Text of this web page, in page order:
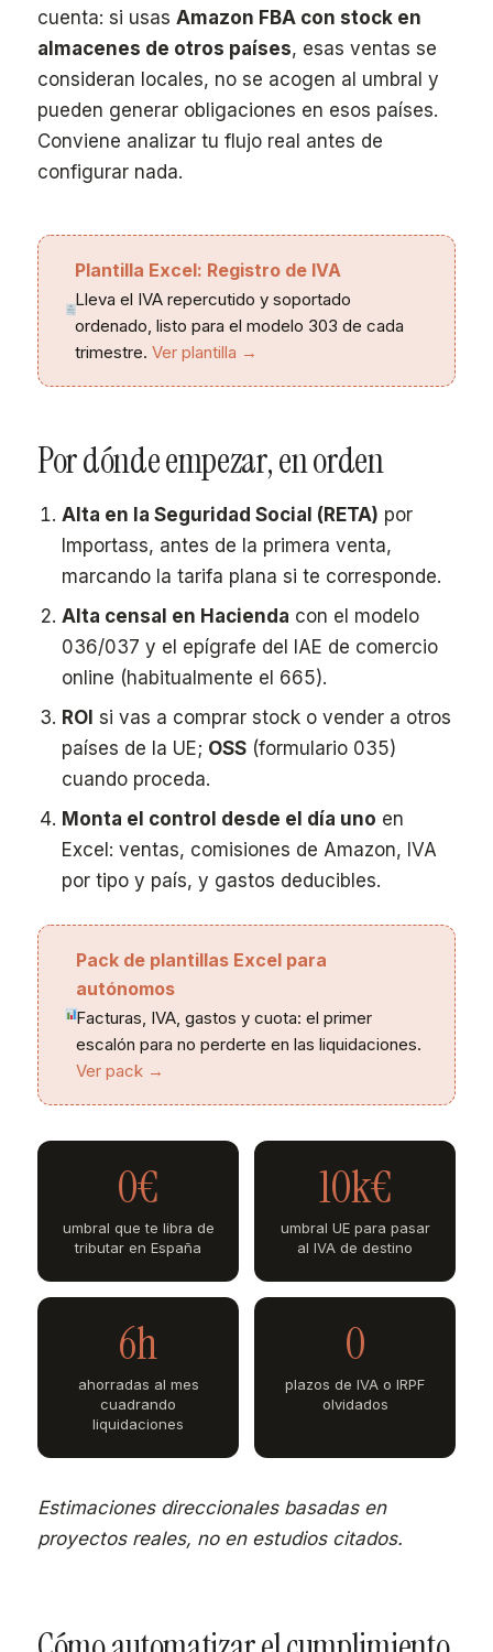
cuenta: si usas Amazon FBA con stock en
almacenes de otros países, esas ventas se
consideran locales, no se acogen al umbral y
pueden generar obligaciones en esos países.
Conviene analizar tu flujo real antes de
configurar nada.
Plantilla Excel: Registro de IVA
Lleva el IVA repercutido y soportado
ordenado, listo para el modelo 303 de cada
trimestre.Ver plantilla →
Por dónde empezar, en orden
Alta en la Seguridad Social (RETA) por
Importass, antes de la primera venta,
marcando la tarifa plana si te corresponde.
Alta censal en Hacienda con el modelo
036/037 y el epígrafe del IAE de comercio
online (habitualmente el 665).
ROI si vas a comprar stock o vender a otros
países de la UE; OSS (formulario 035)
cuando proceda.
Monta el control desde el día uno en
Excel: ventas, comisiones de Amazon, IVA
por tipo y país, y gastos deducibles.
Pack de plantillas Excel para
autónomos
Facturas, IVA, gastos y cuota: el primer
escalón para no perderte en las liquidaciones.
Ver pack →
0€
umbral que te libra de
tributar en España
10k€
umbral UE para pasar
al IVA de destino
6h
ahorradas al mes
cuadrando
liquidaciones
0
plazos de IVA o IRPF
olvidados
Estimaciones direccionales basadas en
proyectos reales, no en estudios citados.